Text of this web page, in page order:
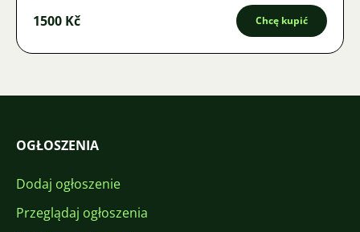
1500 Kč Chcę kupić
OGŁOSZENIA
Dodaj ogłoszenie
Przeglądaj ogłoszenia